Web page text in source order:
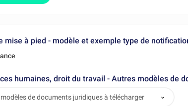
mise à pied - modèle et exemple type de
humaines, droit du travail - Autres modèles de
de documents juridiques à télécharger